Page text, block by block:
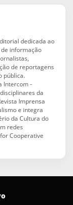
dedicada ao
informação
de reportagens
pública.
Intercom -
da
Imprensa
e integra
da Cultura do
redes
Cooperative